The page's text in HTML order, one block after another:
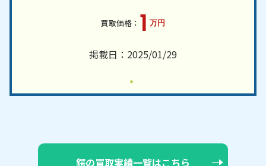
1 万円
掲載日：2025/01/29
鍔の買取実績一覧はこちら